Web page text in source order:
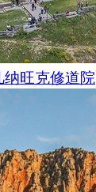
纳旺克修道院